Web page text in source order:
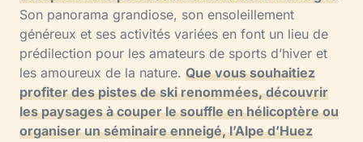
Son panorama grandiose, son ensoleillement
généreux et ses activités variées en font un lieu de
prédilection pour les amateurs de sports d’hiver et
les amoureux de la nature. Que vous souhaitiez
profiter des pistes de ski renommées, découvrir
les paysages à couper le souffle en hélicoptère ou
organiser un séminaire enneigé, l’Alpe d’Huez